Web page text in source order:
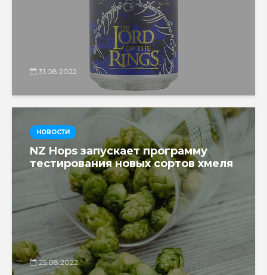
31.08.2022
НОВОСТИ
NZ Hops запускает программу
тестирования новых сортов хмеля
25.08.2022